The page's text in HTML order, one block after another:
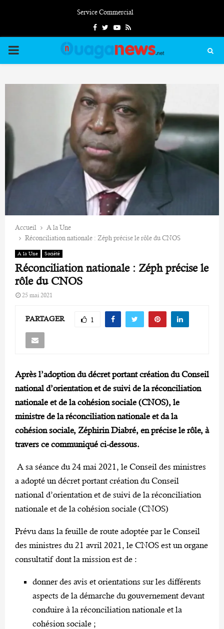
Service Commercial
FacebookTwitterYoutube
Rss
PRIMARY
Accueil
A la Une
Réconciliation nationale : Zéph précise le rôle du CNOS
A la Une Société
Réconciliation nationale : Zéph précise le
rôle du CNOS
25 mai 2021
PARTAGER 1
Après l’adoption du décret portant création du Conseil
national d’orientation et de suivi de la réconciliation
nationale et de la cohésion sociale (CNOS), le
ministre de la réconciliation nationale et da la
cohésion sociale, Zéphirin Diabré, en précise le rôle, à
travers ce communiqué ci-dessous.
A sa séance du 24 mai 2021, le Conseil des ministres
a adopté un décret portant création du Conseil
national d’orientation et de suivi de la réconciliation
nationale et de la cohésion sociale (CNOS)
Prévu dans la feuille de route adoptée par le Conseil
des ministres du 21 avril 2021, le CNOS est un organe
consultatif dont la mission est de :
donner des avis et orientations sur les différents
aspects de la démarche du gouvernement devant
conduire à la réconciliation nationale et la
cohésion sociale ;